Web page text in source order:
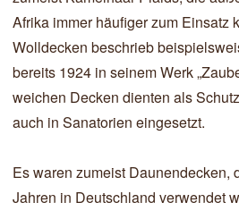
Afrika immer häufiger zum Einsatz
Wolldecken beschrieb
bereits 1924 in seinem Werk
weichen Decken dienten als
auch in Sanatorien eingesetzt.
Es waren zumeist Daunendecken,
Jahren in Deutschland verwendet